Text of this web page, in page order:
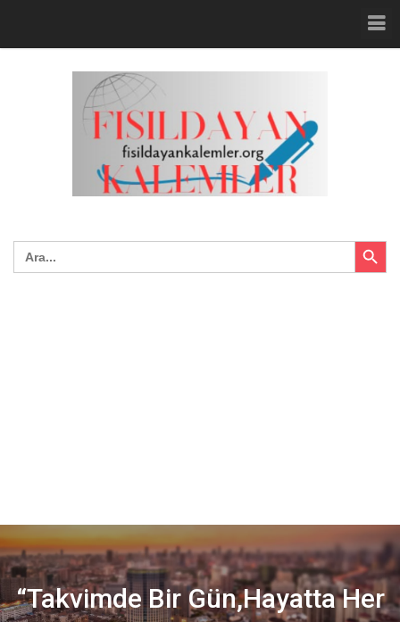
Search
for:
Search Button
“Takvimde Bir Gün,Hayatta Her